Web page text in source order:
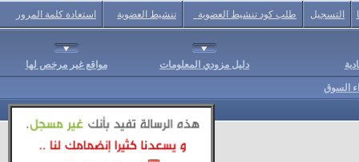
التسجيل طلب كود تنشيط العضوية تنشيط العضوية استعادة كلمة المرور
دليل مزودي المعلومات مواقع غير مرخص لها
السوق